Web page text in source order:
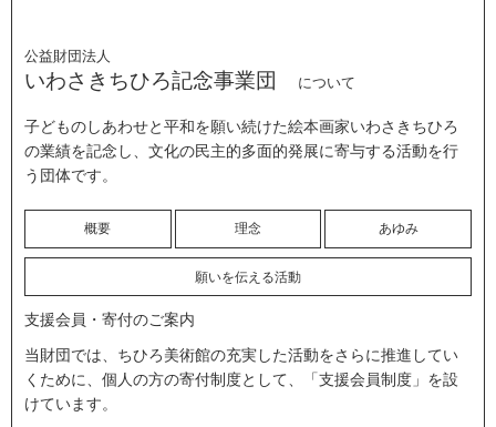
公益財団法人
いわさきちひろ記念事業団 について
子どものしあわせと平和を願い続けた絵本画家いわさきちひろ
の業績を記念し、文化の民主的多面的発展に寄与する活動を行
う団体です。
概要 理念 あゆみ
願いを伝える活動
支援会員・寄付のご案内
当財団では、ちひろ美術館の充実した活動をさらに推進してい
くために、個人の方の寄付制度として、「支援会員制度」を設
けています。